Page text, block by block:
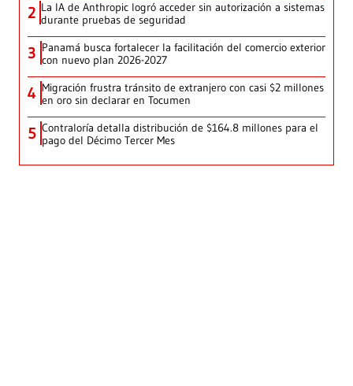
2 La IA de Anthropic logró acceder sin autorización a sistemas
durante pruebas de seguridad
3 Panamá busca fortalecer la facilitación del comercio exterior
con nuevo plan 2026-2027
4 Migración frustra tránsito de extranjero con casi $2 millones
en oro sin declarar en Tocumen
5 Contraloría detalla distribución de $164.8 millones para el
pago del Décimo Tercer Mes